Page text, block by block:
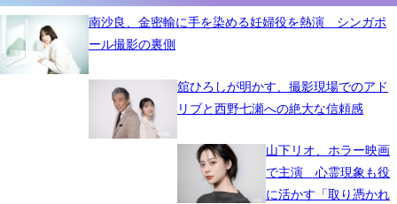
南沙良、金密輸に手を染める妊婦役を熱演 シンガポ
ール撮影の裏側
舘ひろしが明かす、撮影現場でのアド
リブと西野七瀬への絶大な信頼感
山下リオ、ホラー映画
で主演 心霊現象も役
に活かす「取り憑かれ